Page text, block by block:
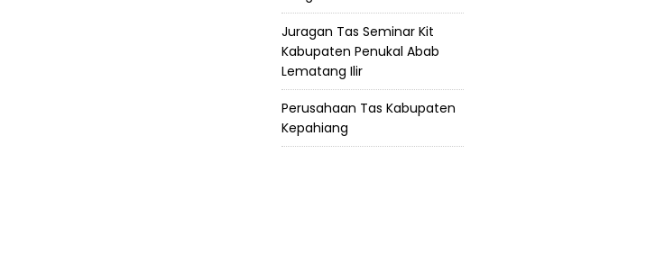
Juragan Tas Seminar Kit
Kabupaten Penukal Abab
Lematang Ilir
Perusahaan Tas Kabupaten
Kepahiang